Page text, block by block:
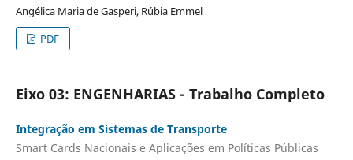
Angélica Maria de Gasperi, Rúbia Emmel
PDF
Eixo 03: ENGENHARIAS - Trabalho Completo
Integração em Sistemas de Transporte
Smart Cards Nacionais e Aplicações em Políticas Públicas